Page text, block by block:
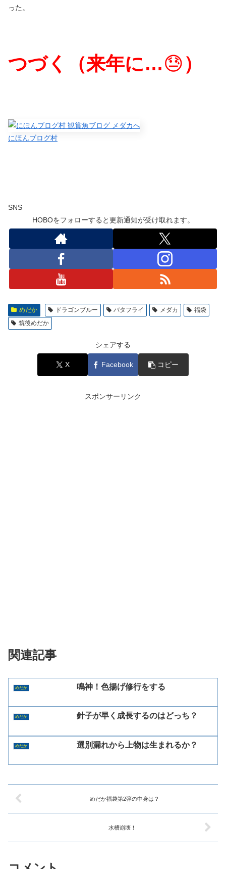
った。
つづく（来年に…😓）
にほんブログ村
SNS
HOBOをフォローすると更新通知が受け取れます。
めだか ドラゴンブルー バタフライ メダカ
福袋
筑後めだか
シェアする
X Facebook コピー
スポンサーリンク
関連記事
めだか 鳴神！色揚げ修行をする
めだか 針子が早く成長するのはどっち？
めだか 選別漏れから上物は生まれるか？
めだか福袋第2弾の中身は？
水槽崩壊！